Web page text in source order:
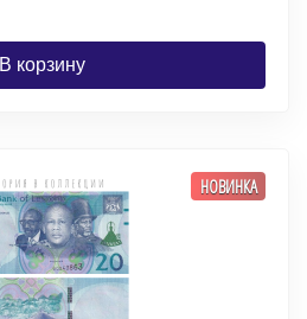
В корзину
НОВИНКА